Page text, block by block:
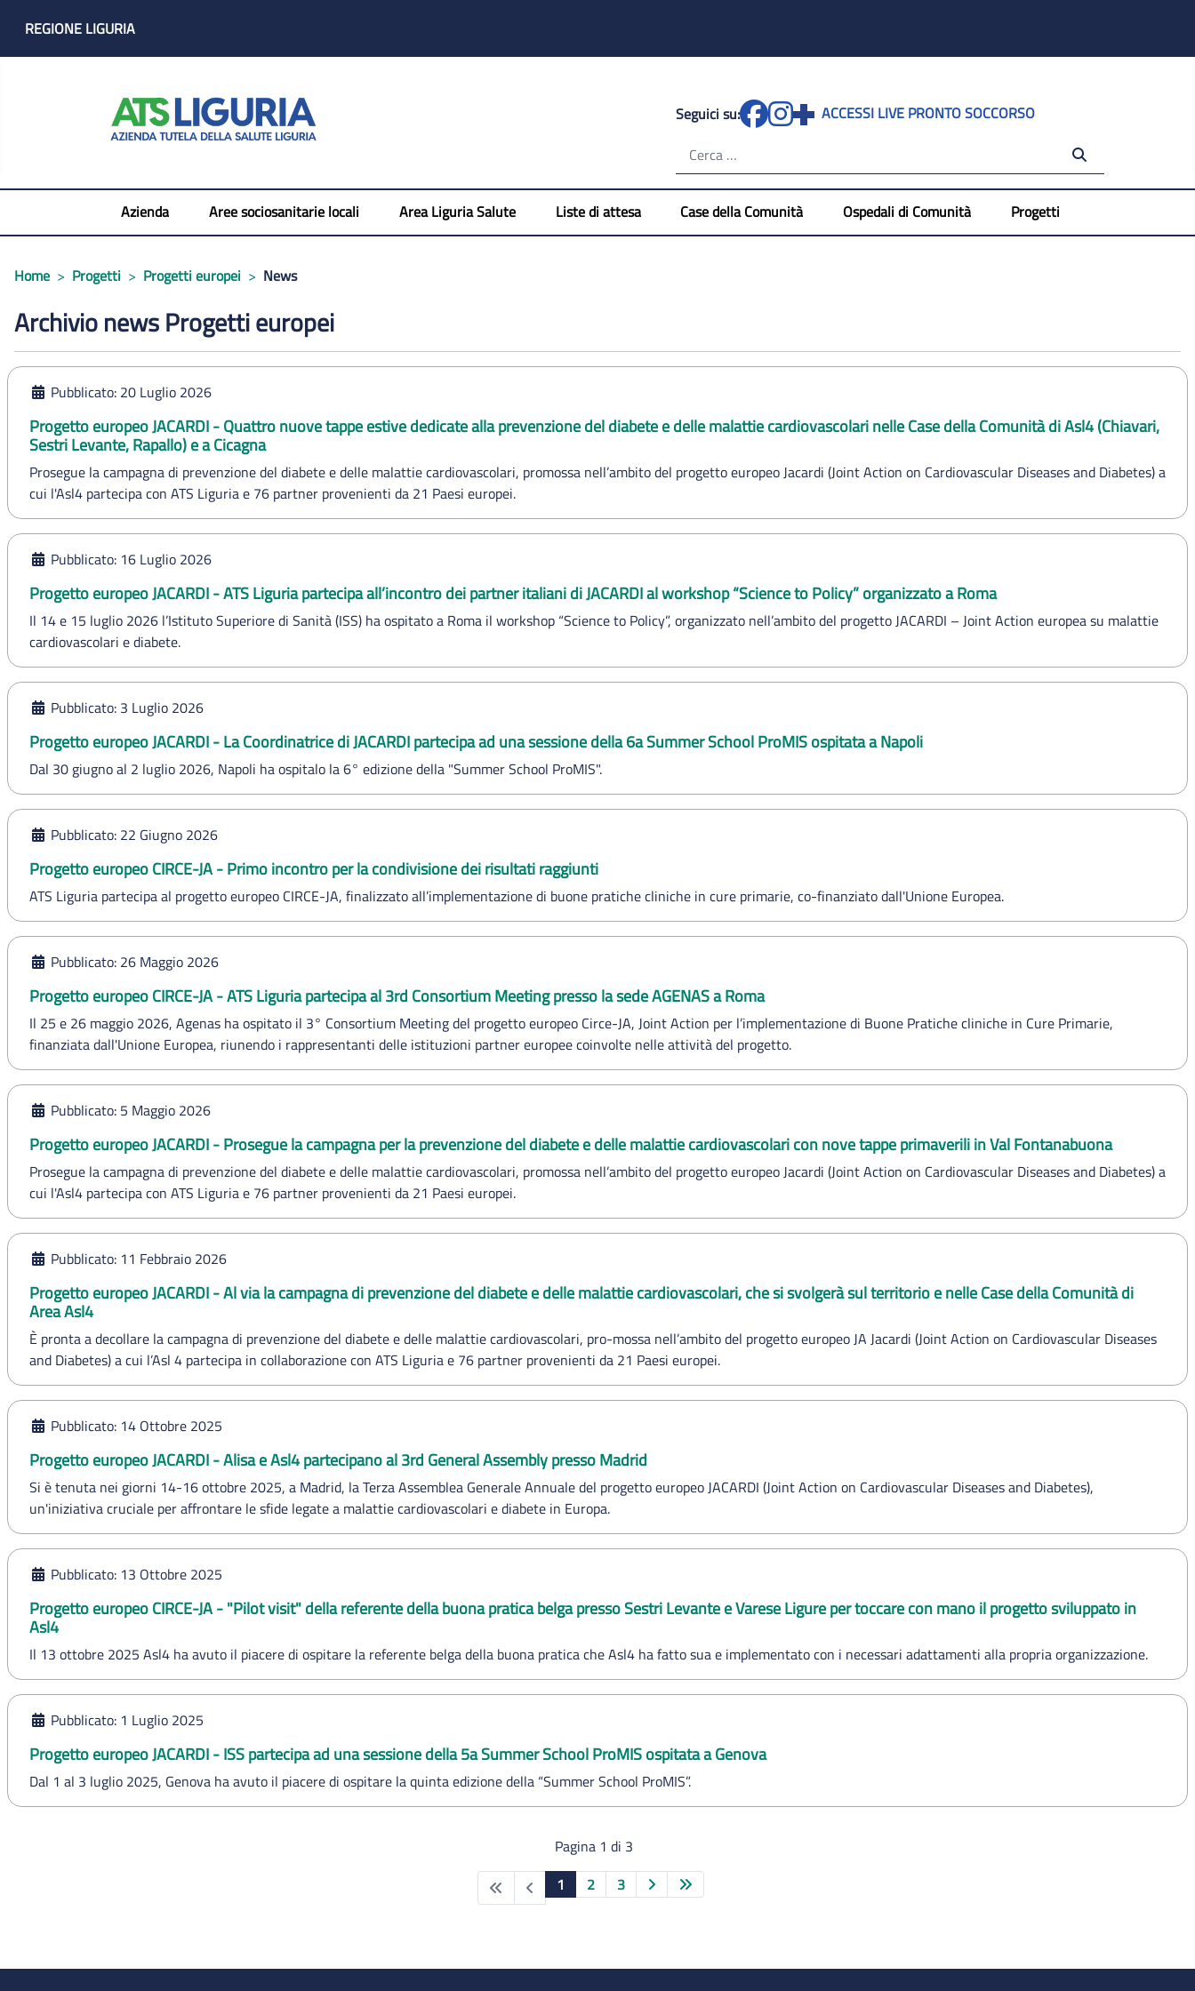
REGIONE LIGURIA
Seguici su:
ACCESSI LIVE PRONTO SOCCORSO
Cerca nel sito
Azienda Aree sociosanitarie locali Area Liguria Salute Liste di attesa Case della Comunità Ospedali di Comunità Progetti
Home Progetti Progetti europei News
Pagina di categoria
Archivio news Progetti europei
Pubblicato: 20 Luglio 2026
Progetto europeo JACARDI - Quattro nuove tappe estive dedicate alla prevenzione del diabete e delle malattie cardiovascolari nelle Case della Comunità di Asl4 (Chiavari,
Sestri Levante, Rapallo) e a Cicagna
Prosegue la campagna di prevenzione del diabete e delle malattie cardiovascolari, promossa nell’ambito del progetto europeo Jacardi (Joint Action on Cardiovascular Diseases and Diabetes) a
cui l'Asl4 partecipa con ATS Liguria e 76 partner provenienti da 21 Paesi europei.
Pubblicato: 16 Luglio 2026
Progetto europeo JACARDI - ATS Liguria partecipa all’incontro dei partner italiani di JACARDI al workshop “Science to Policy” organizzato a Roma
Il 14 e 15 luglio 2026 l’Istituto Superiore di Sanità (ISS) ha ospitato a Roma il workshop “Science to Policy”, organizzato nell’ambito del progetto JACARDI – Joint Action europea su malattie
cardiovascolari e diabete.
Pubblicato: 3 Luglio 2026
Progetto europeo JACARDI - La Coordinatrice di JACARDI partecipa ad una sessione della 6a Summer School ProMIS ospitata a Napoli
Dal 30 giugno al 2 luglio 2026, Napoli ha ospitalo la 6° edizione della "Summer School ProMIS".
Pubblicato: 22 Giugno 2026
Progetto europeo CIRCE-JA - Primo incontro per la condivisione dei risultati raggiunti
ATS Liguria partecipa al progetto europeo CIRCE-JA, finalizzato all’implementazione di buone pratiche cliniche in cure primarie, co-finanziato dall'Unione Europea.
Pubblicato: 26 Maggio 2026
Progetto europeo CIRCE-JA - ATS Liguria partecipa al 3rd Consortium Meeting presso la sede AGENAS a Roma
Il 25 e 26 maggio 2026, Agenas ha ospitato il 3° Consortium Meeting del progetto europeo Circe-JA, Joint Action per l’implementazione di Buone Pratiche cliniche in Cure Primarie,
finanziata dall'Unione Europea, riunendo i rappresentanti delle istituzioni partner europee coinvolte nelle attività del progetto.
Pubblicato: 5 Maggio 2026
Progetto europeo JACARDI - Prosegue la campagna per la prevenzione del diabete e delle malattie cardiovascolari con nove tappe primaverili in Val Fontanabuona
Prosegue la campagna di prevenzione del diabete e delle malattie cardiovascolari, promossa nell’ambito del progetto europeo Jacardi (Joint Action on Cardiovascular Diseases and Diabetes) a
cui l'Asl4 partecipa con ATS Liguria e 76 partner provenienti da 21 Paesi europei.
Pubblicato: 11 Febbraio 2026
Progetto europeo JACARDI - Al via la campagna di prevenzione del diabete e delle malattie cardiovascolari, che si svolgerà sul territorio e nelle Case della Comunità di
Area Asl4
È pronta a decollare la campagna di prevenzione del diabete e delle malattie cardiovascolari, pro-mossa nell’ambito del progetto europeo JA Jacardi (Joint Action on Cardiovascular Diseases
and Diabetes) a cui l’Asl 4 partecipa in collaborazione con ATS Liguria e 76 partner provenienti da 21 Paesi europei.
Pubblicato: 14 Ottobre 2025
Progetto europeo JACARDI - Alisa e Asl4 partecipano al 3rd General Assembly presso Madrid
Si è tenuta nei giorni 14-16 ottobre 2025, a Madrid, la Terza Assemblea Generale Annuale del progetto europeo JACARDI (Joint Action on Cardiovascular Diseases and Diabetes),
un'iniziativa cruciale per affrontare le sfide legate a malattie cardiovascolari e diabete in Europa.
Pubblicato: 13 Ottobre 2025
Progetto europeo CIRCE-JA - "Pilot visit" della referente della buona pratica belga presso Sestri Levante e Varese Ligure per toccare con mano il progetto sviluppato in
Asl4
Il 13 ottobre 2025 Asl4 ha avuto il piacere di ospitare la referente belga della buona pratica che Asl4 ha fatto sua e implementato con i necessari adattamenti alla propria organizzazione.
Pubblicato: 1 Luglio 2025
Progetto europeo JACARDI - ISS partecipa ad una sessione della 5a Summer School ProMIS ospitata a Genova
Dal 1 al 3 luglio 2025, Genova ha avuto il piacere di ospitare la quinta edizione della “Summer School ProMIS”.
Pagina 1 di 3
1
2 3